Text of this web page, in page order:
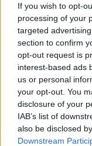
If you wish to opt-
processing of your
targeted
section to confirm
opt-out request is
interest-based ads
us or personal
your opt-out. You
disclosure of your
IAB’s list of
also be disclosed
Downstream
principali
assicurativo.
dedicata a
assicurativo e
possibilità di
trasparente e
CleverAd
marketing,
per offrire ai
sempre più
2025 segna un